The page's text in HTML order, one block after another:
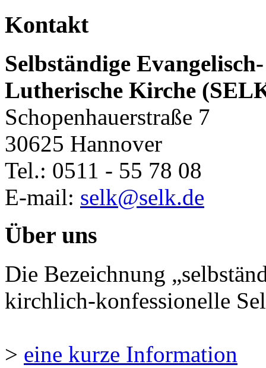
Kontakt
Selbständige Evangelisch-
Lutherische Kirche
Schopenhauerstraße 7
30625 Hannover
Tel.: 0511 - 55 78 08
E-mail: selk@selk.de
Über uns
Die Bezeichnung
kirchlich-konfessionelle
> eine kurze Information